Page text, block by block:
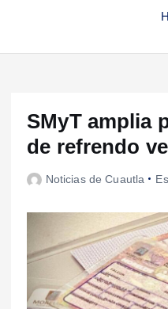
SMyT amplia
de refrendo
Noticias de Cuautla